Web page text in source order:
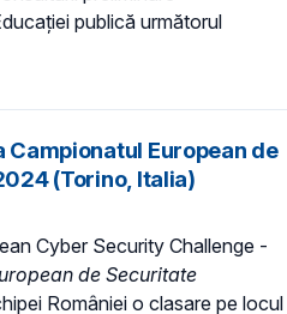
publică următorul
Campionatul European de
(Torino, Italia)
Cyber Security Challenge -
de Securitate
României o clasare pe locul